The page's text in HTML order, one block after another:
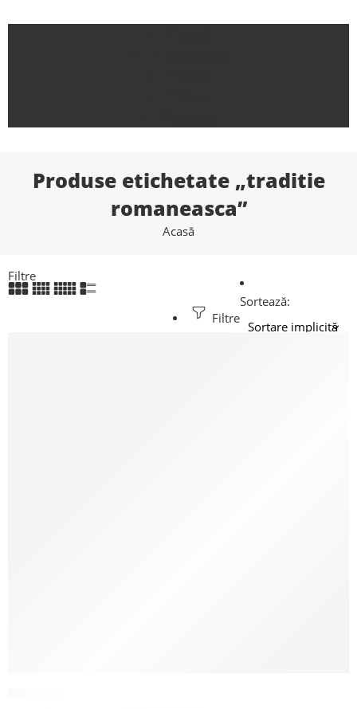
Produse etichetate „traditie
romaneasca”
Acasă
Filtre
Filtre
Sortează: